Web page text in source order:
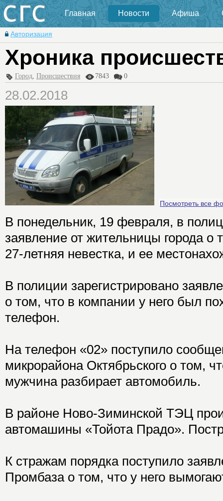
Главная Новости Афиша
Авторизация
Хроника
Город, Происшествия 7843 0
28.02.2018
Посмотреть все
В понедельник, 19 февраля, в
заявление от жительницы города о
27-летняя невестка, и ее
В полиции зарегистрировано
о том, что в компании у него был
телефон.
На телефон «02» поступило
микрорайона Октябрьского о том,
мужчина разбирает автомобиль.
В районе Ново-Зиминской ТЭЦ
автомашины «Тойота Прадо».
К стражам порядка поступило
Промбаза о том, что у него